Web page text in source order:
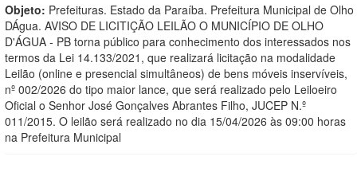
Objeto: Prefeituras. Estado da Paraíba. Prefeitura Municipal de Olho
DÁgua. AVISO DE LICITIÇÃO LEILÃO O MUNICÍPIO DE OLHO
D'ÁGUA - PB torna público para conhecimento dos interessados nos
termos da Lei 14.133/2021, que realizará licitação na modalidade
Leilão (online e presencial simultâneos) de bens móveis inservíveis,
nº 002/2026 do tipo maior lance, que será realizado pelo Leiloeiro
Oficial o Senhor José Gonçalves Abrantes Filho, JUCEP N.º
011/2015. O leilão será realizado no dia 15/04/2026 às 09:00 horas
na Prefeitura Municipal